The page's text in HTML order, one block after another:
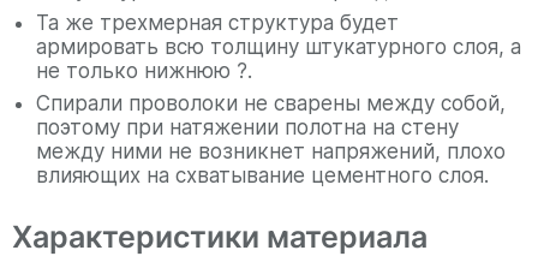
Та же трехмерная структура будет
армировать всю толщину штукатурного слоя, а
не только нижнюю ?.
Спирали проволоки не сварены между собой,
поэтому при натяжении полотна на стену
между ними не возникнет напряжений, плохо
влияющих на схватывание цементного слоя.
Характеристики материала